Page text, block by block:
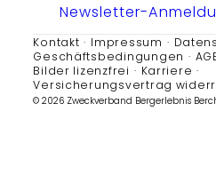
Newsletter-
Kontakt Impressum
Geschäftsbedingungen
Bilder lizenzfrei
Karriere
Versicherungsvertrag
© 2026 Zweckverband Bergerlebnis